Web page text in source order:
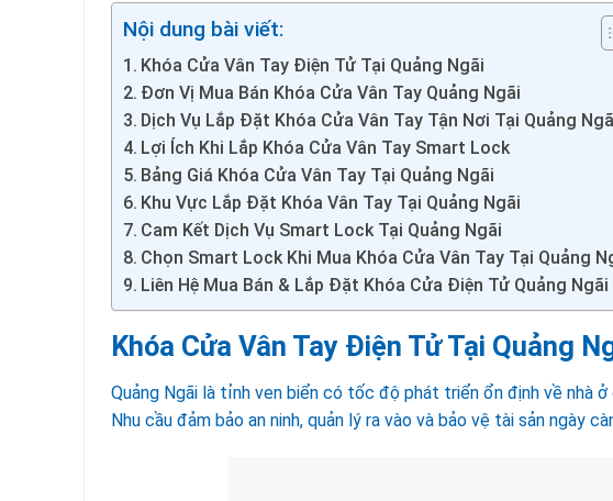
Nội dung bài viết:
Khóa Cửa Vân Tay Điện Tử Tại Quảng Ngãi
Đơn Vị Mua Bán Khóa Cửa Vân Tay Quảng Ngãi
Dịch Vụ Lắp Đặt Khóa Cửa Vân Tay Tận Nơi Tại Quảng
Lợi Ích Khi Lắp Khóa Cửa Vân Tay Smart Lock
Bảng Giá Khóa Cửa Vân Tay Tại Quảng Ngãi
Khu Vực Lắp Đặt Khóa Vân Tay Tại Quảng Ngãi
Cam Kết Dịch Vụ Smart Lock Tại Quảng Ngãi
Chọn Smart Lock Khi Mua Khóa Cửa Vân Tay Tại Quảng
Liên Hệ Mua Bán & Lắp Đặt Khóa Cửa Điện Tử Quảng Ngãi
Khóa Cửa Vân Tay Điện Tử Tại Quảng
Quảng Ngãi là tỉnh ven biển có tốc độ phát triển ổn định về nhà
Nhu cầu đảm bảo an ninh, quản lý ra vào và bảo vệ tài sản ngày